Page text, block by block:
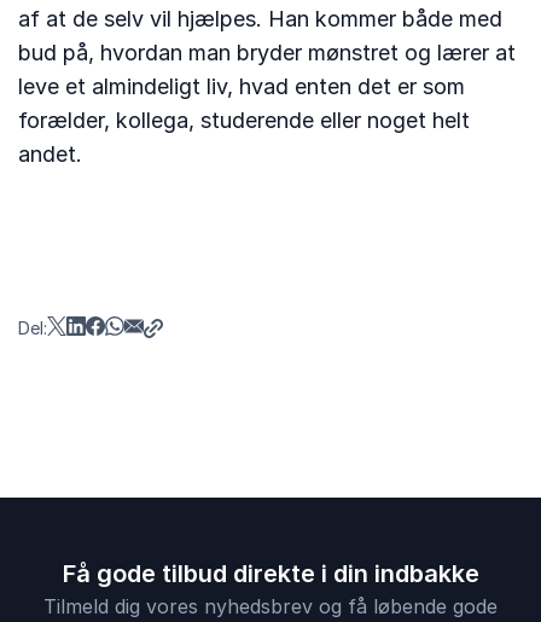
af at de selv vil hjælpes. Han kommer både med
bud på, hvordan man bryder mønstret og lærer at
leve et almindeligt liv, hvad enten det er som
forælder, kollega, studerende eller noget helt
andet.
Del:
Få gode tilbud direkte i din indbakke
Tilmeld dig vores nyhedsbrev og få løbende gode